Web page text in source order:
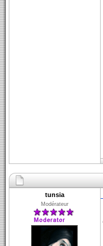
tunsia
Modérateur